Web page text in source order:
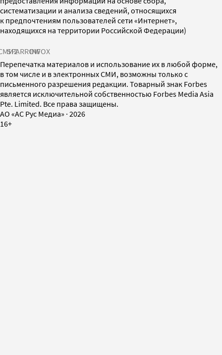
систематизации и анализа сведений, относящихся
к предпочтениям пользователей сети «Интернет»,
находящихся на территории Российской Федерации)
SPARROWINFOX
Перепечатка материалов и использование их в любой форме,
в том числе и в электронных СМИ, возможны только с
письменного разрешения редакции. Товарный знак Forbes
является исключительной собственностью Forbes Media Asia
Pte. Limited. Все права защищены.
AO «АС Рус Медиа» · 2026
16+